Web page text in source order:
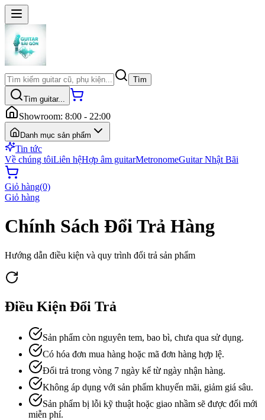
Tìm
Tìm guitar...
Showroom: 8:00 - 22:00
Danh mục sản phẩm
Tin tức
Về chúng tôiLiên hệHợp âm guitarMetronomeGuitar Nhật Bãi
Giỏ hàng(0)
Giỏ hàng
Chính Sách Đổi Trả Hàng
Hướng dẫn điều kiện và quy trình đổi trả sản phẩm
Điều Kiện Đổi Trả
Sản phẩm còn nguyên tem, bao bì, chưa qua sử dụng.
Có hóa đơn mua hàng hoặc mã đơn hàng hợp lệ.
Đổi trả trong vòng 7 ngày kể từ ngày nhận hàng.
Không áp dụng với sản phẩm khuyến mãi, giảm giá sâu.
Sản phẩm bị lỗi kỹ thuật hoặc giao nhầm sẽ được đổi mới
miễn phí.